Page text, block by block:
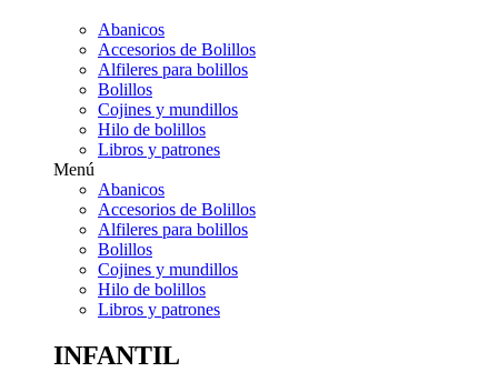
Abanicos
Accesorios de Bolillos
Alfileres para bolillos
Bolillos
Cojines y mundillos
Hilo de bolillos
Libros y patrones
Menú
Abanicos
Accesorios de Bolillos
Alfileres para bolillos
Bolillos
Cojines y mundillos
Hilo de bolillos
Libros y patrones
INFANTIL